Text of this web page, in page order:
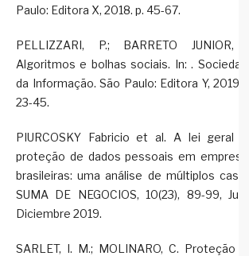
Paulo: Editora X, 2018. p. 45-67.
PELLIZZARI, P.; BARRETO JUNIOR, J.
Algoritmos e bolhas sociais. In: . Sociedade
da Informação. São Paulo: Editora Y, 2019. p.
23-45.
PIURCOSKY Fabricio et al. A lei geral de
proteção de dados pessoais em empresas
brasileiras: uma análise de múltiplos casos.
SUMA DE NEGOCIOS, 10(23), 89-99, Julio-
Diciembre 2019.
SARLET, I. M.; MOLINARO, C. Proteção de